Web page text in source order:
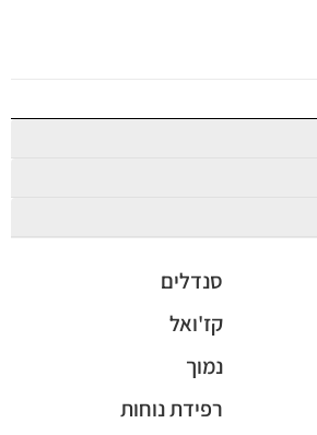
סנדלים
קז'ואל
נמוך
רפידת נוחות